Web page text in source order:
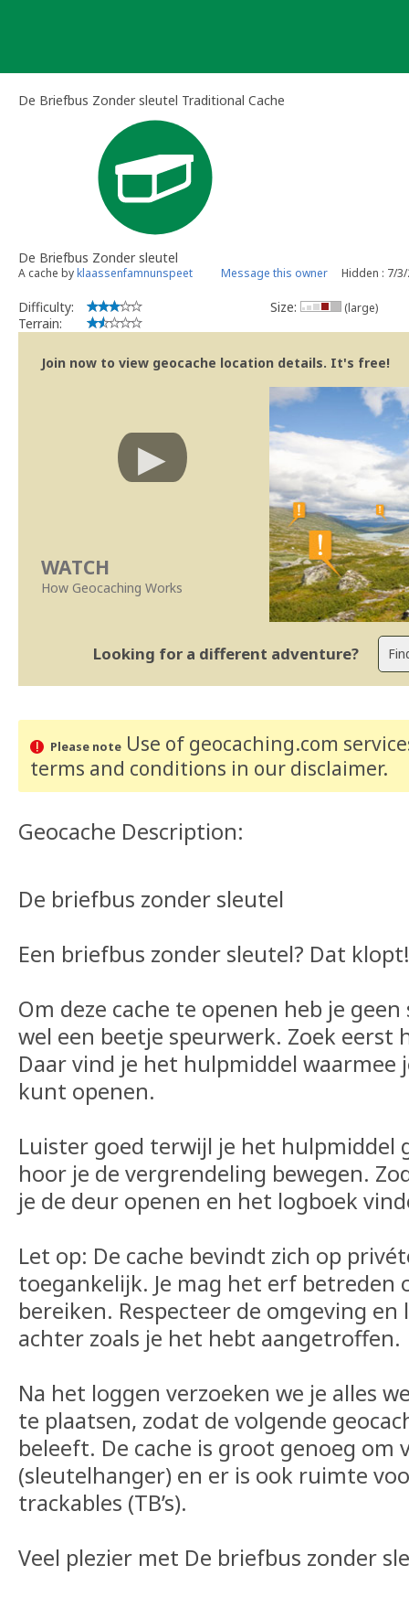
De Briefbus Zonder sleutel Traditional Cache
De Briefbus Zonder sleutel
A cache byklaassenfamnunspeet Message this owner Hidden : 7/
Difficulty:
Terrain:
Size: (large)
Join now to view geocache location details. It's free!
WATCH
How Geocaching Works
Looking for a different adventure?
Please noteUse of geocaching.com
terms and conditions in our disclaimer.
Geocache Description:
De briefbus zonder sleutel
Een briefbus zonder sleutel? Dat klopt!
Om deze cache te openen heb je
wel een beetje speurwerk. Zoek eerst
Daar vind je het hulpmiddel waarmee
kunt openen.
Luister goed terwijl je het hulpmiddel
hoor je de vergrendeling bewegen.
je de deur openen en het logboek
Let op: De cache bevindt zich op
toegankelijk. Je mag het erf betreden
bereiken. Respecteer de omgeving en
achter zoals je het hebt aangetroffen.
Na het loggen verzoeken we je alles
te plaatsen, zodat de volgende
beleeft. De cache is groot genoeg
(sleutelhanger) en er is ook ruimte
trackables (TB’s).
Veel plezier met De briefbus zonder